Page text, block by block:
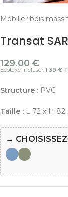
Mobilier bois massif
Transat
129.00 €
Ecotaxe incluse : 1.39 €
Structure : PVC
Taille : L 72 x H
→